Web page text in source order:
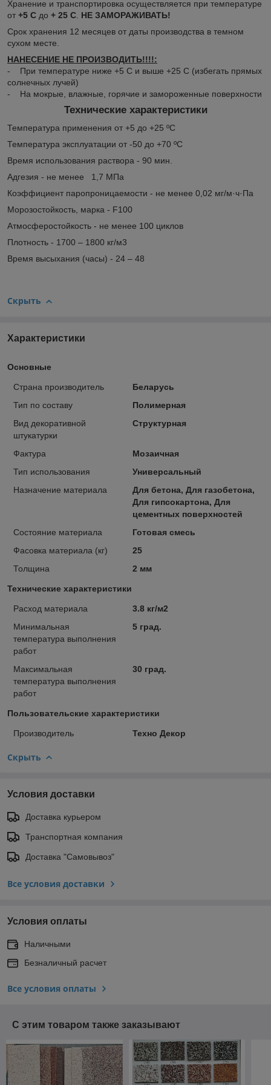
Хранение и транспортировка осуществляется при температуре
от +5 С до + 25 С НЕ ЗАМОРАЖИВАТЬ!
Срок хранения 12 месяцев от даты производства в темном
сухом месте.
НАНЕСЕНИЕ НЕ ПРОИЗВОДИТЬ!!!!:
- При температуре ниже +5 С и выше +25 С (избегать прямых
солнечных лучей)
- На мокрые, влажные, горячие и замороженные поверхности
Технические характеристики
Температура применения от +5 до +25 ºС
Температура эксплуатации от -50 до +70 ºС
Время использования раствора - 90 мин.
Адгезия - не менее 1,7 МПа
Коэффициент паропроницаемости - не менее 0,02 мг/м·ч·Па
Морозостойкость, марка - F100
Атмосферостойкость - не менее 100 циклов
Плотность - 1700 – 1800 кг/м3
Время высыхания (часы) - 24 – 48
Скрыть
Характеристики
Основные
Страна производитель
Беларусь
Тип по составу
Полимерная
Вид декоративной
штукатурки
Структурная
Фактура
Мозаичная
Тип использования
Универсальный
Назначение материала
Для бетона, Для газобетона,
Для гипсокартона, Для
цементных поверхностей
Состояние материала
Готовая смесь
Фасовка материала (кг)
25
Толщина
2 мм
Технические характеристики
Расход материала
3.8 кг/м2
Минимальная
температура выполнения
работ
5 град.
Максимальная
температура выполнения
работ
30 град.
Пользовательские характеристики
Производитель Техно Декор
Скрыть
Условия доставки
Доставка курьером
Транспортная компания
Доставка "Самовывоз"
Все условия доставки
Условия оплаты
Наличными
Безналичный расчет
Все условия оплаты
С этим товаром также заказывают